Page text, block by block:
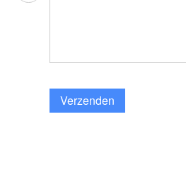
Verzenden